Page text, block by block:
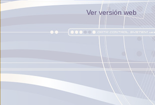
Ver versión web